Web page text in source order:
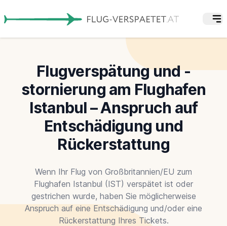
Flugverspätung und -
stornierung am Flughafen
Istanbul – Anspruch auf
Entschädigung und
Rückerstattung
Wenn Ihr Flug von Großbritannien/EU zum
Flughafen Istanbul (IST) verspätet ist oder
gestrichen wurde, haben Sie möglicherweise
Anspruch auf eine Entschädigung und/oder eine
Rückerstattung Ihres Tickets.